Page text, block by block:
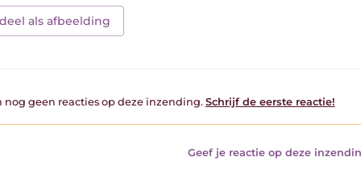
als afbeelding
nog geen reacties op deze inzending. Schrijf de eerste reactie!
Geef je reactie op deze